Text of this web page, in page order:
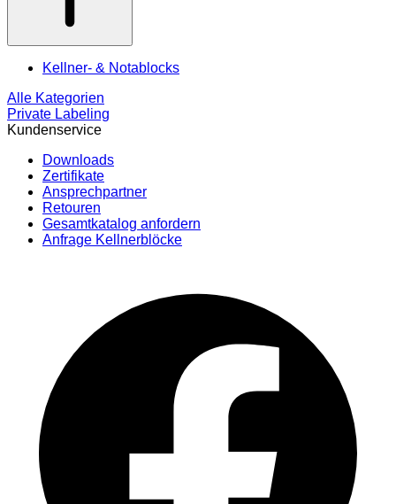
Kellner- & Notablocks
Alle Kategorien
Private Labeling
Kundenservice
Downloads
Zertifikate
Ansprechpartner
Retouren
Gesamtkatalog anfordern
Anfrage Kellnerblöcke